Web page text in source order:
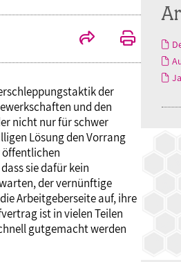
der
und den
nicht nur für schwer
Lösung den Vorrang
öffentlichen
sie dafür kein
der vernünftige
Arbeitgeberseite auf, ihre
ist in vielen Teilen
gutgemacht werden